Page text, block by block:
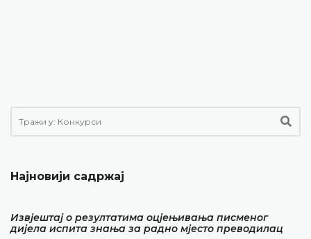
Најновији садржај
Извјештај о резултатима оцјењивања писменог
дијела испита знања за радно мјесто преводилац